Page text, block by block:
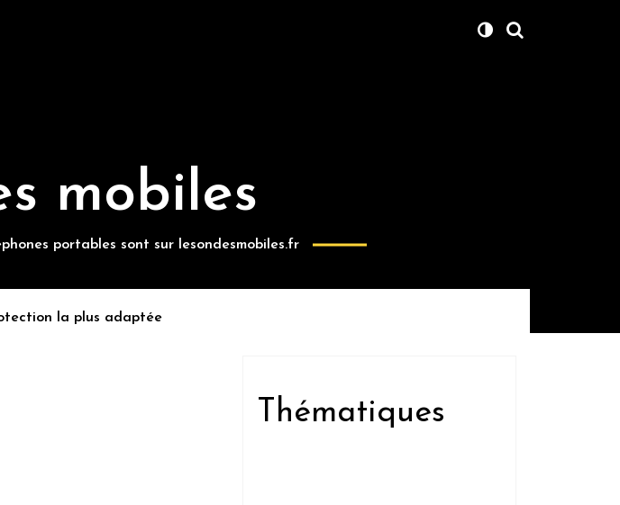
mobiles
portables sont sur lesondesmobiles.fr
la plus adaptée
Thématiques